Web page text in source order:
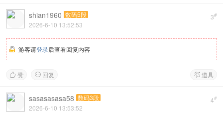
3#
shian1960 数码5段
2026-6-10 13:52:53
游客请登录后查看回复内容
 赞  回复  道具
4#
sasasasasa58 数码3段
2026-6-10 13:53:52